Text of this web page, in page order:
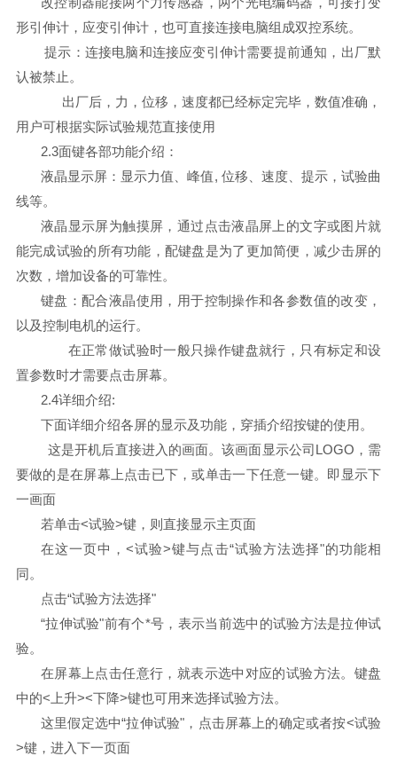
形引伸计，应变引伸计，也可直接连接电脑组成双控系统。
提示：连接电脑和连接应变引伸计需要提前通知，出厂默
认被禁止。
出厂后，力，位移，速度都已经标定完毕，数值准确，
用户可根据实际试验规范直接使用
2.3面键各部功能介绍：
液晶显示屏：显示力值、峰值, 位移、速度、提示，试验曲
线等。
液晶显示屏为触摸屏，通过点击液晶屏上的文字或图片就
能完成试验的所有功能，配键盘是为了更加简便，减少击屏的
次数，增加设备的可靠性。
键盘：配合液晶使用，用于控制操作和各参数值的改变，
以及控制电机的运行。
在正常做试验时一般只操作键盘就行，只有标定和设
置参数时才需要点击屏幕。
2.4详细介绍:
下面详细介绍各屏的显示及功能，穿插介绍按键的使用。
这是开机后直接进入的画面。该画面显示公司LOGO，需
要做的是在屏幕上点击已下，或单击一下任意一键。即显示下
一画面
若单击<试验>键，则直接显示主页面
在这一页中，<试验>键与点击“试验方法选择"的功能相
同。
点击“试验方法选择"
“拉伸试验"前有个*号，表示当前选中的试验方法是拉伸试
验。
在屏幕上点击任意行，就表示选中对应的试验方法。键盘
中的<上升><下降>键也可用来选择试验方法。
这里假定选中“拉伸试验"，点击屏幕上的确定或者按<试验
>键，进入下一页面